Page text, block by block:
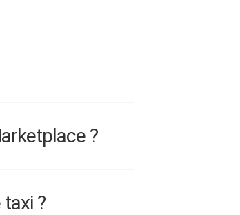
?
?